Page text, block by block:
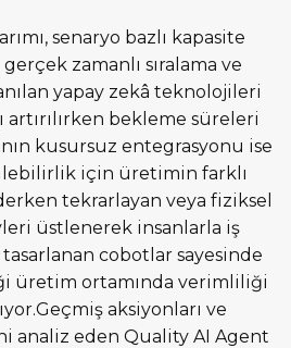
senaryo bazlı kapasite
zamanlı sıralama ve
yapay zekâ teknolojileri
artırılırken bekleme süreleri
kusursuz entegrasyonu ise
için üretimin farklı
tekrarlayan veya fiziksel
üstlenerek insanlarla iş
cobotlar sayesinde
üretim ortamında verimliliği
aksiyonları ve
analiz eden Quality AI Agent